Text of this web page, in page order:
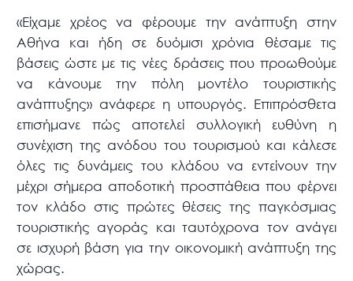
«Είχαμε χρέος να φέρουμε την ανάπτυξη στην
Αθήνα και ήδη σε δυόμισι χρόνια θέσαμε τις
βάσεις ώστε με τις νέες δράσεις που προωθούμε
να κάνουμε την πόλη μοντέλο τουριστικής
ανάπτυξης» ανάφερε η υπουργός. Επιπρόσθετα
επισήμανε πώς αποτελεί συλλογική ευθύνη η
συνέχιση της ανόδου του τουρισμού και κάλεσε
όλες τις δυνάμεις του κλάδου να εντείνουν την
μέχρι σήμερα αποδοτική προσπάθεια που φέρνει
τον κλάδο στις πρώτες θέσεις της παγκόσμιας
τουριστικής αγοράς και ταυτόχρονα τον ανάγει
σε ισχυρή βάση για την οικονομική ανάπτυξη της
χώρας.